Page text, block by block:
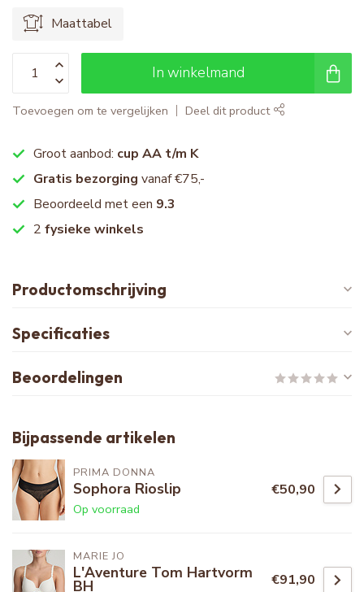
Maattabel
In winkelmand
Toevoegen om te vergelijken Deel dit product
Groot aanbod: cup AA t/m K
Gratis bezorging vanaf €75,-
Beoordeeld met een 9.3
2 fysieke winkels
Productomschrijving
Specificaties
Beoordelingen
Bijpassende artikelen
PRIMA DONNA
Sophora Rioslip
Op voorraad
€50,90
MARIE JO
L'Aventure Tom Hartvorm
BH €91,90